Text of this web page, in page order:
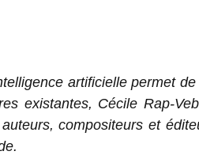
artificielle permet
existantes, Cécile Rap-
compositeurs et